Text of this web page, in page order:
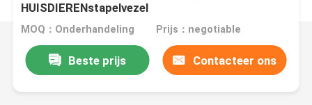
HUISDIERENstapelvezel
MOQ：Onderhandeling Prijs：negotiable
Beste prijs Contacteer ons